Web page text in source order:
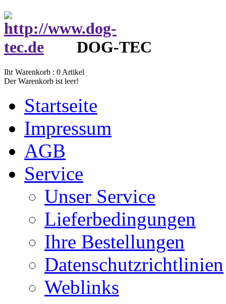
DOG-TEC
Ihr Warenkorb : 0 Artikel
Der Warenkorb ist leer!
Startseite
Impressum
AGB
Service
Unser Service
Lieferbedingungen
Ihre Bestellungen
Datenschutzrichtlinien
Weblinks